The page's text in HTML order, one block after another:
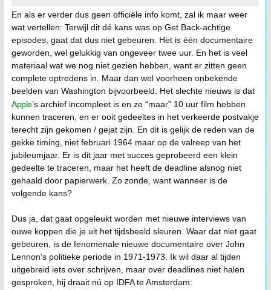
En als er verder dus geen officiële info komt, zal ik maar weer
wat vertellen: Terwijl dit dé kans was op Get Back-achtige
episodes, gaat dat dus niet gebeuren. Het is één documentaire
geworden, wel gelukkig van ongeveer twee uur. En het is veel
materiaal wat we nog niet gezien hebben, want er zitten geen
complete optredens in. Maar dan wel voorheen onbekende
beelden van Washington bijvoorbeeld. Het slechte nieuws is dat
Apple’s archief incompleet is en ze “maar” 10 uur film hebben
kunnen traceren, en er ooit gedeeltes in het verkeerde postvakje
terecht zijn gekomen / gejat zijn. En dit is gelijk de reden van de
gekke timing, niet februari 1964 maar op de valreep van het
jubileumjaar. Er is dit jaar met succes geprobeerd een klein
gedeelte te traceren, maar het heeft de deadline alsnog niet
gehaald door papierwerk. Zo zonde, want wanneer is de
volgende kans?
Dus ja, dat gaat opgeleukt worden met nieuwe interviews van
ouwe koppen die je uit het tijdsbeeld sleuren. Waar dat niet gaat
gebeuren, is de fenomenale nieuwe documentaire over John
Lennon’s politieke periode in 1971-1973. Ik wil daar al tijden
uitgebreid iets over schrijven, maar over deadlines niet halen
gesproken, hij draait nú op IDFA te Amsterdam: